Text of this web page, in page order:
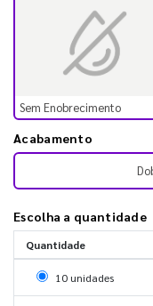
Sem Enobrecimento
Acabamento
Escolha a quantidade
Quantidade
Selecionar 10
10 unidades